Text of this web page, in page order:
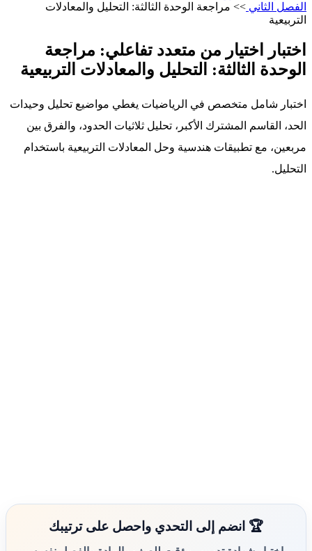
الفصل الثاني >> مراجعة الوحدة الثالثة: التحليل والمعادلات
التربيعية
اختبار اختيار من متعدد تفاعلي: مراجعة
الوحدة الثالثة: التحليل والمعادلات التربيعية
اختبار شامل متخصص في الرياضيات يغطي مواضيع تحليل وحيدات
الحد، القاسم المشترك الأكبر، تحليل ثلاثيات الحدود، والفرق بين
مربعين، مع تطبيقات هندسية وحل المعادلات التربيعية باستخدام
التحليل.
🏆 انضم إلى التحدي واحصل على ترتيبك